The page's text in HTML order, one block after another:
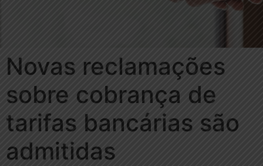
Novas reclamações
sobre cobrança de
tarifas bancárias são
admitidas